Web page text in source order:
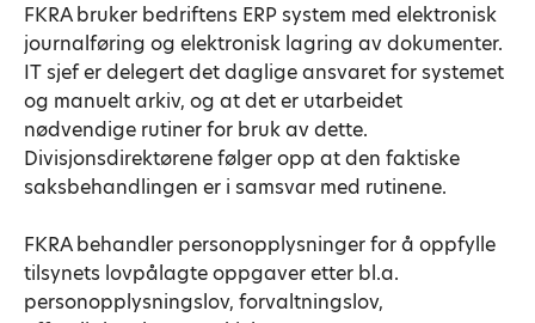
FKRA bruker bedriftens ERP system med elektronisk
journalføring og elektronisk lagring av dokumenter.
IT sjef er delegert det daglige ansvaret for systemet
og manuelt arkiv, og at det er utarbeidet
nødvendige rutiner for bruk av dette.
Divisjonsdirektørene følger opp at den faktiske
saksbehandlingen er i samsvar med rutinene.
FKRA behandler personopplysninger for å oppfylle
tilsynets lovpålagte oppgaver etter bl.a.
personopplysningslov, forvaltningslov,